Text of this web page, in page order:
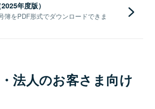
年度版）
簿をPDF形式でダウンロードできま
法人のお客さま向け